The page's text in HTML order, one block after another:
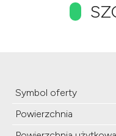
Symbol oferty
Powierzchnia